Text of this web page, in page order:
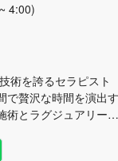
4:00)
術を誇るセラピスト
で贅沢な時間を演出す
術とラグジュアリーな